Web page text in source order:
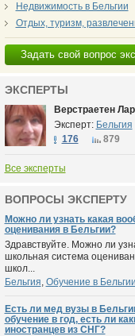
Недвижимость в Бельгии
Отдых, туризм,
Задать свой вопрос
ЭКСПЕРТЫ
Верстраетен
Эксперт: Бельгия
176
879
Все эксперты
ВОПРОСЫ ЭКСПЕРТУ
Можно ли узнать какая
оценивания в Бельгии?
Здравствуйте. Можно ли
школьная система
школ...
Бельгия, Обучение в Бельгии
Есть ли мед вузы в
обучение в год, есть ли
иностранцев из СНГ?